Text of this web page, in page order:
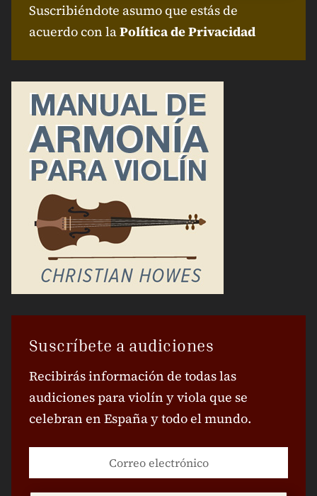
Suscribiéndote asumo que estás de
acuerdo con laPolítica de Privacidad
Suscríbete a audiciones
Recibirás información de todas las
audiciones para violín y viola que se
celebran en España y todo el mundo.